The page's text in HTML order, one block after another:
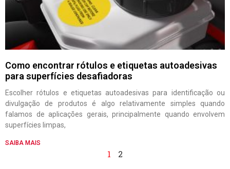
Como encontrar rótulos e etiquetas autoadesivas
para superfícies desafiadoras
Escolher rótulos e etiquetas autoadesivas para identificação ou
divulgação de produtos é algo relativamente simples quando
falamos de aplicações gerais, principalmente quando envolvem
superfícies limpas,
SAIBA MAIS
1 2